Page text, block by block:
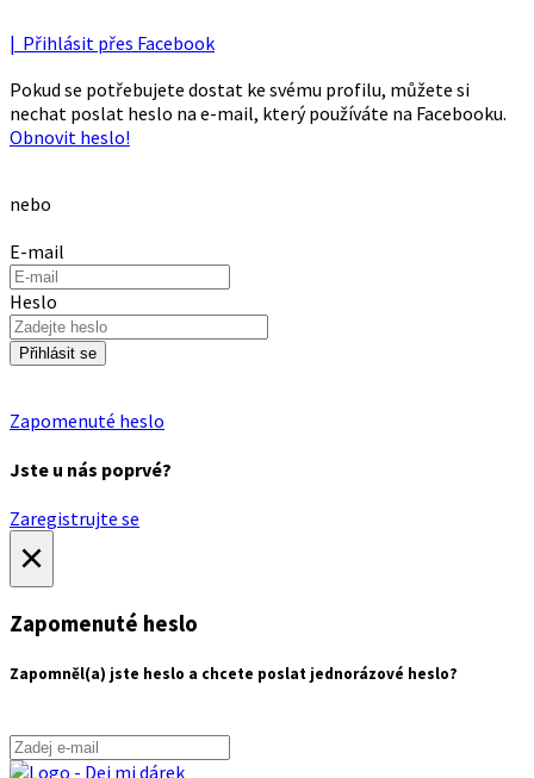
| Přihlásit přes Facebook
Pokud se potřebujete dostat ke svému profilu, můžete si
nechat poslat heslo na e-mail, který používáte na Facebooku.
Obnovit heslo!
nebo
E-mail
Heslo
Přihlásit se
Zapomenuté heslo
Jste u nás poprvé?
Zaregistrujte se
×
Zapomenuté heslo
Zapomněl(a) jste heslo a chcete poslat jednorázové heslo?